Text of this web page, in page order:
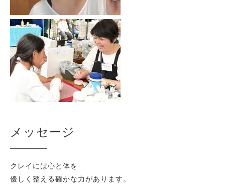
メッセージ
クレイには心と体を
優しく整える確かな力があります。